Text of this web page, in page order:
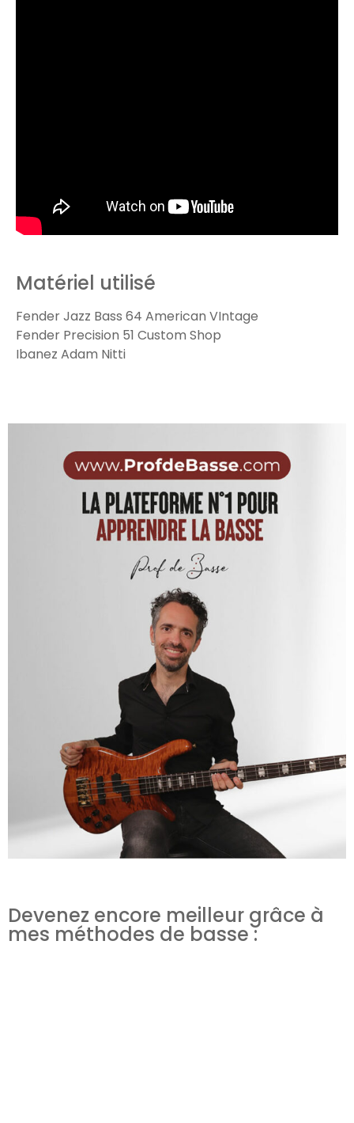
Matériel utilisé
Fender Jazz Bass 64 American VIntage
Fender Precision 51 Custom Shop
Ibanez Adam Nitti
Devenez encore meilleur grâce à
mes méthodes de basse :